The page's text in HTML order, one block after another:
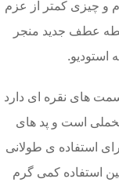
و چیزی کمتر از عزم
عطف جدید منجر
های نقره ای دارد
است و پد های
استفاده ی طولانی
استفاده کمی گرم